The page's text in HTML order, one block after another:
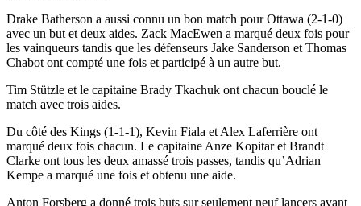
Drake Batherson a aussi connu un bon match pour Ottawa (2-1-0)
avec un but et deux aides. Zack MacEwen a marqué deux fois pour
les vainqueurs tandis que les défenseurs Jake Sanderson et Thomas
Chabot ont compté une fois et participé à un autre but.
Tim Stützle et le capitaine Brady Tkachuk ont chacun bouclé le
match avec trois aides.
Du côté des Kings (1-1-1), Kevin Fiala et Alex Laferrière ont
marqué deux fois chacun. Le capitaine Anze Kopitar et Brandt
Clarke ont tous les deux amassé trois passes, tandis qu’Adrian
Kempe a marqué une fois et obtenu une aide.
Anton Forsberg a donné trois buts sur seulement neuf lancers avant